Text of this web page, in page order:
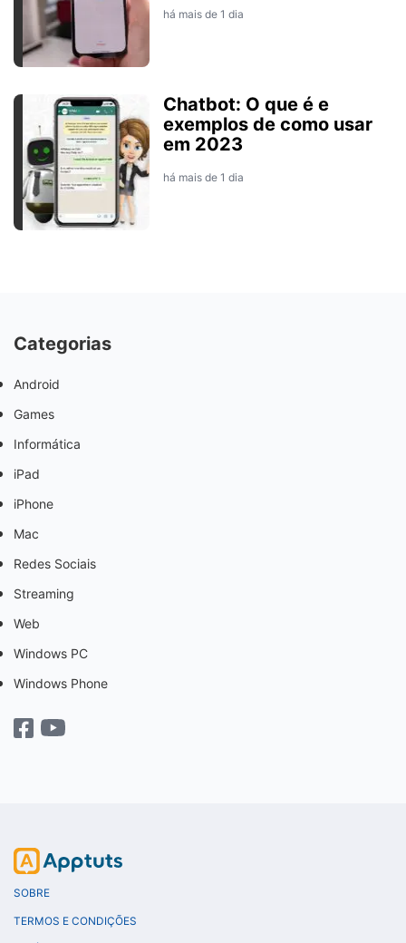
há mais de 1 dia
Chatbot: O que é e
exemplos de como usar
em 2023
há mais de 1 dia
Categorias
Android
Games
Informática
iPad
iPhone
Mac
Redes Sociais
Streaming
Web
Windows PC
Windows Phone
SOBRE
TERMOS E CONDIÇÕES